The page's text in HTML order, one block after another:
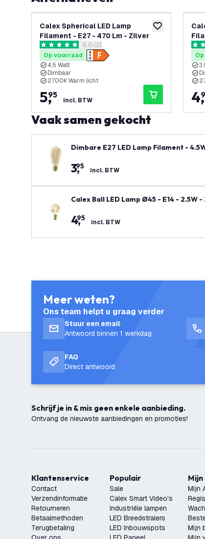
toevoegen aan
Calex Spherical LED Lamp
Filament - E27 - 470 Lm - Zilver
reviews drawer openen
5 score sterren5.0 (2)
Op voorraad
4,5 Watt
Dimbaar
2700K Warm licht
5,
95
incl. BTW
5
4,
Vaak samen gekocht
Dimbare E27 LED Lamp Filament -
3,
95 incl. BTW
Calex Ball LED Lamp Ø45 - E14 - 2.5W
4,
95 incl. BTW
Meer weten?
Ons team helpt u graag verder
Stuur een email
Antwoord binnen 1 werkdag
FAQ
Direct antwoord
Schrijf je in & mis geen enkele aanbieding.
Ontvang de nieuwste aanbiedingen en promoties!
Klantenservice
Contact
Verzendinformatie
Retourneren
Betaalmethoden
Terugbetaling
Populair
Sale
Calex Smart Video's
Industriële lampen
LED Breedstralers
LED Inbouwspots
Mijn
Mijn